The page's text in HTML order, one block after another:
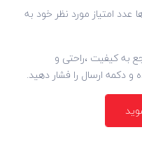
امتیاز مورد نظر خود به
به کیفیت ،راحتی و
و دکمه ارسال را فشار دهید.